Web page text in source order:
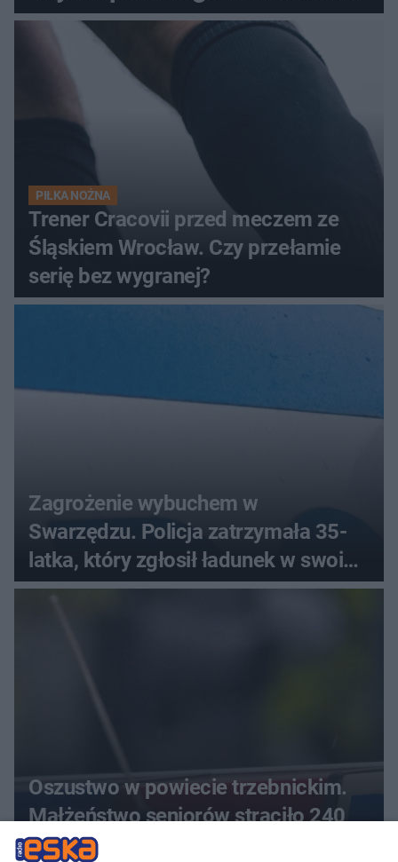
PIŁKA NOŻNA
Trener Cracovii przed meczem ze
Śląskiem Wrocław. Czy przełamie
serię bez wygranej?
Zagrożenie wybuchem w
Swarzędzu. Policja zatrzymała 35-
latka, który zgłosił ładunek w swoim
aucie
Oszustwo w powiecie trzebnickim.
Małżeństwo seniorów straciło 240
000 zł